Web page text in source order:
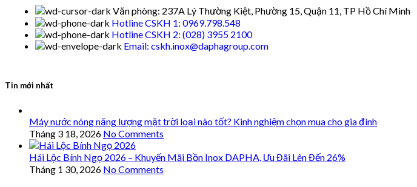
Văn phòng: 237A Lý Thường Kiệt, Phường 15, Quận 11, TP Hồ Chí Minh
Hotline CSKH 1: 0969.798.548
Hotline CSKH 2: (028) 3955 2100
Email: cskh.inox@daphagroup.com
Tin mới nhất
Máy nước nóng năng lượng mặt trời loại nào tốt? Kinh nghiệm chọn mua cho gia đình
Tháng 3 18, 2026 No Comments
Hái Lộc Bính Ngọ 2026 – Khuyến Mãi Bồn Inox DAPHA, Ưu Đãi Lên Đến 26%
Tháng 1 30, 2026 No Comments